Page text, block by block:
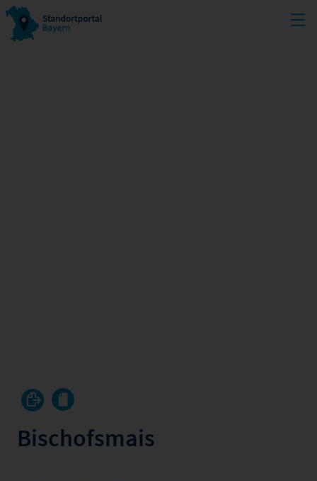
Bischofsmais